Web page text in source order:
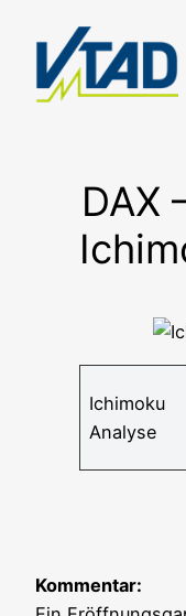
springen
DAX
Ichi­mo­ku
Analyse
Kom­men­tar: